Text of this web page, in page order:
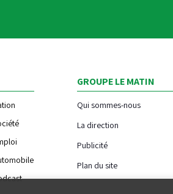
GROUPE LE MATIN
Qui sommes-nous
La direction
Publicité
Plan du site